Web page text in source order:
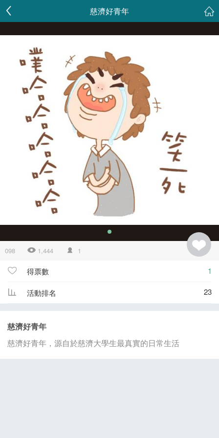
慈濟好青年
098 1,444 1
得票數 1
活動排名 23
慈濟好青年
慈濟好青年，源自於慈濟大學生最真實的日常生活